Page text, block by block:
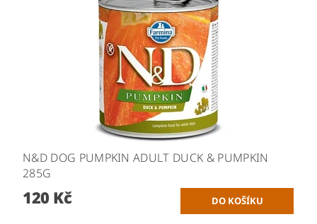
N&D DOG PUMPKIN ADULT DUCK & PUMPKIN
285G
120 Kč